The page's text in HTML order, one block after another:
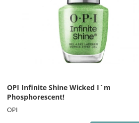
OPI Infinite Shine Wicked I´m
Phosphorescent!
OPI